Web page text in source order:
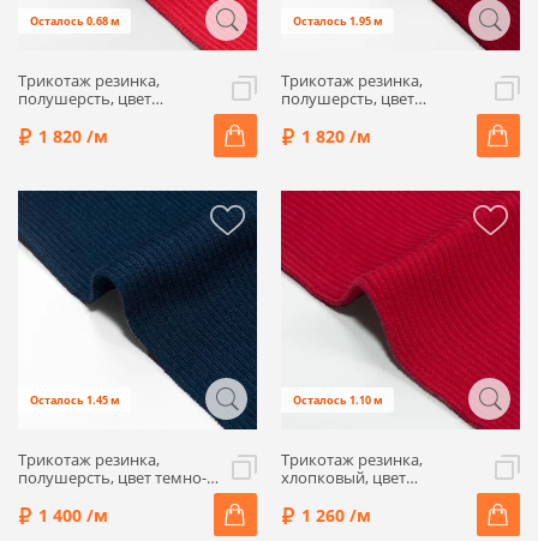
Осталось 0.68 м
Трикотаж резинка,
полушерсть, цвет
1 820 /м
Осталось 1.95 м
Трикотаж резинка,
полушерсть, цвет
1 820 /м
Осталось 1.45 м
Трикотаж резинка,
полушерсть, цвет темно-
1 400 /м
Осталось 1.10 м
Трикотаж резинка,
хлопковый, цвет
1 260 /м